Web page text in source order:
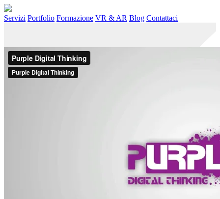
Servizi Portfolio Formazione VR & AR Blog Contattaci